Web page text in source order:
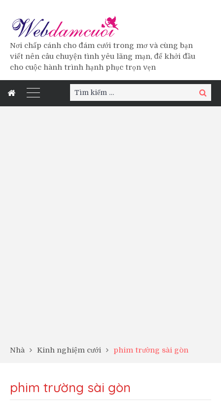
Nơi chấp cánh cho đám cưới trong mơ và cùng bạn
viết nên câu chuyện tình yêu lãng mạn, để khởi đầu
cho cuộc hành trình hạnh phục trọn vẹn
Tìm
kiếm:
Tìm
kiếm
Nhà Kinh nghiệm cưới phim trường sài gòn
phim trường sài gòn